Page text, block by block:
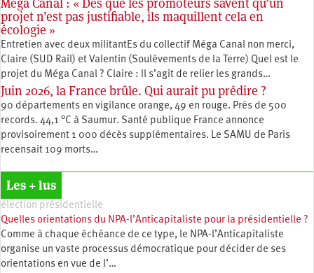
projet n’est pas justifiable, ils maquillent cela en
écologie »
Entretien avec deux militantEs du collectif Méga Canal non merci,
Claire (SUD Rail) et Valentin (Soulèvements de la Terre) Quel est le
projet du Méga Canal ? Claire : Il s’agit de relier les grands…
Juin 2026, la France brûle. Qui aurait pu prédire ?
90 départements en vigilance orange, 49 en rouge. Près de 500
records. 44,1 °C à Saumur. Santé publique France annonce
provisoirement 1 000 décès supplémentaires. Le SAMU de Paris
recensait 109 morts…
Les + lus
élection présidentielle
Quelles orientations du NPA-l’Anticapitaliste pour la présidentielle ?
Comme à chaque échéance de ce type, le NPA-l’Anticapitaliste
organise un vaste processus démocratique pour décider de ses
orientations en vue de l’…